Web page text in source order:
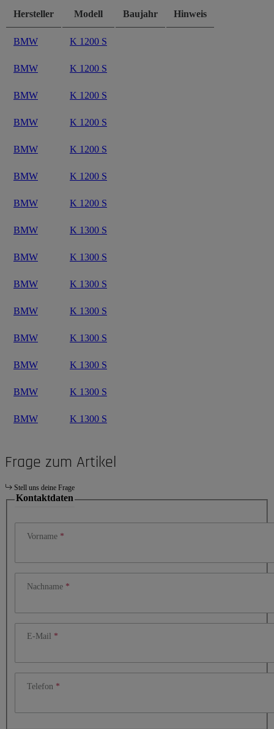
Hersteller Modell Baujahr Hinweis
BMW K 1200 S
BMW K 1200 S
BMW K 1200 S
BMW K 1200 S
BMW K 1200 S
BMW K 1200 S
BMW K 1200 S
BMW K 1300 S
BMW K 1300 S
BMW K 1300 S
BMW K 1300 S
BMW K 1300 S
BMW K 1300 S
BMW K 1300 S
BMW K 1300 S
Frage zum Artikel
Stell uns deine Frage
Kontaktdaten
Vorname
Nachname
E-Mail
Telefon